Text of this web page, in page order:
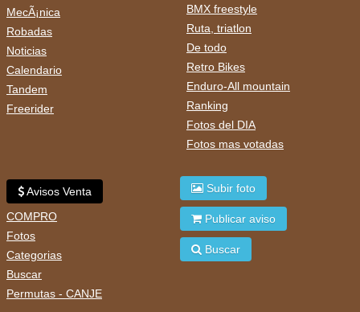
MecÃ¡nica
Robadas
Noticias
Calendario
Tandem
Freerider
BMX freestyle
Ruta, triatlon
De todo
Retro Bikes
Enduro-All mountain
Ranking
Fotos del DIA
Fotos mas votadas
Avisos Venta
COMPRO
Fotos
Categorias
Buscar
Permutas - CANJE
Subir foto
Publicar aviso
Buscar